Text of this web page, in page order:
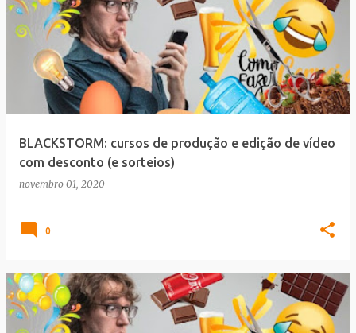
BLACKSTORM: cursos de produção e edição de vídeo
com desconto (e sorteios)
novembro 01, 2020
0